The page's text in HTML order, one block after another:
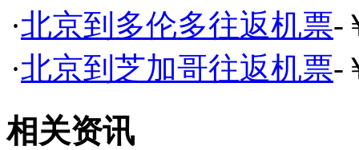
·北京到多伦多往返机票-
·北京到芝加哥往返机票-
相关资讯